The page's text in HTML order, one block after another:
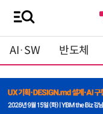
AI·SW 반도체